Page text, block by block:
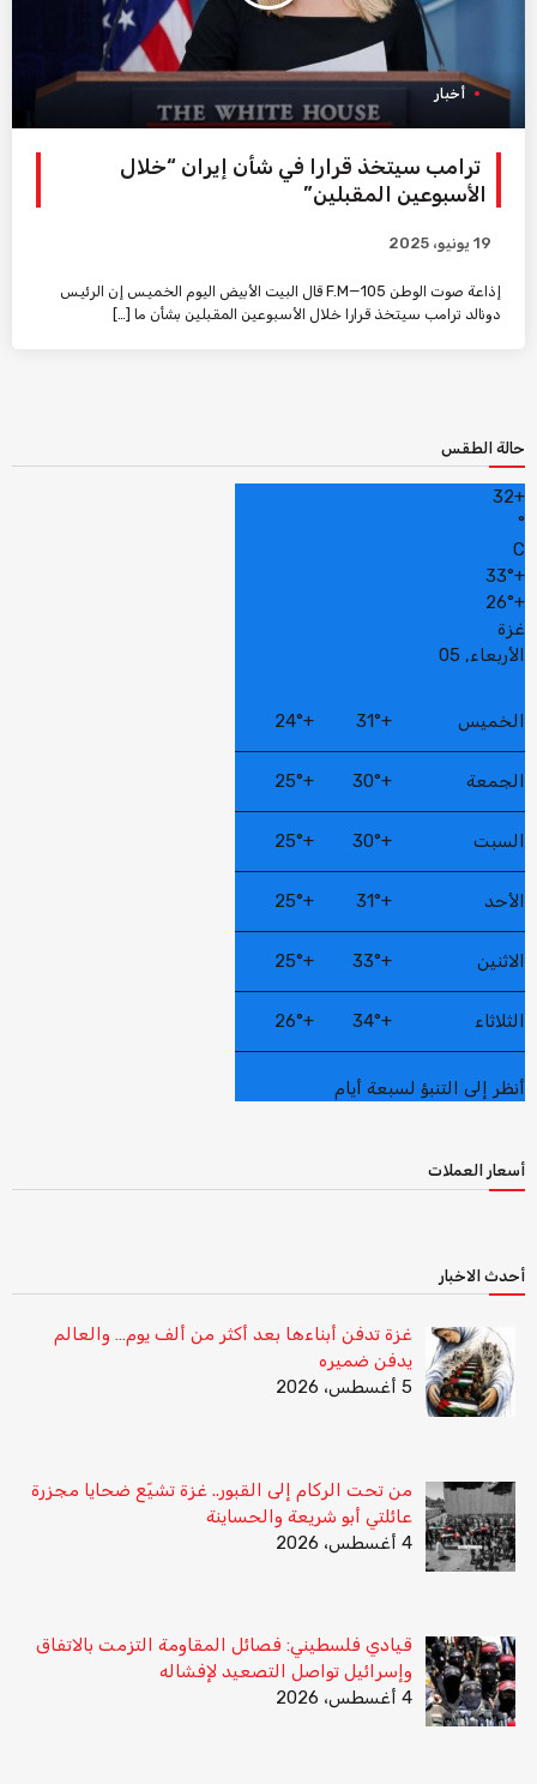
أخبار
ترامب سيتخذ قرارا في شأن إيران “خلال
الأسبوعين المقبلين”
19 يونيو، 2025
إذاعة صوت الوطن 105—F.M قال البيت الأبيض اليوم الخميس إن الرئيس
دونالد ترامب سيتخذ قرارا خلال الأسبوعين المقبلين بشأن ما […]
حالة الطقس
+
32
°
C
+
33°
+
26°
غزة
الأربعاء, 05
الخميس +
31°
+
24°
الجمعة +
30°
+
25°
السبت +
30°
+
25°
الأحد +
31°
+
25°
الاثنين +
33°
+
25°
الثلاثاء +
34°
+
26°
أنظر إلى التنبؤ لسبعة أيام
أسعار العملات
أحدث الاخبار
غزة تدفن أبناءها بعد أكثر من ألف يوم… والعالم
يدفن ضميره
5 أغسطس، 2026
من تحت الركام إلى القبور.. غزة تشيّع ضحايا مجزرة
عائلتي أبو شريعة والحساينة
4 أغسطس، 2026
قيادي فلسطيني: فصائل المقاومة التزمت بالاتفاق
وإسرائيل تواصل التصعيد لإفشاله
4 أغسطس، 2026